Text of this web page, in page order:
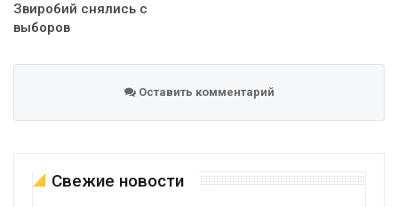
Звиробий снялись с
выборов
Оставить комментарий
Свежие новости